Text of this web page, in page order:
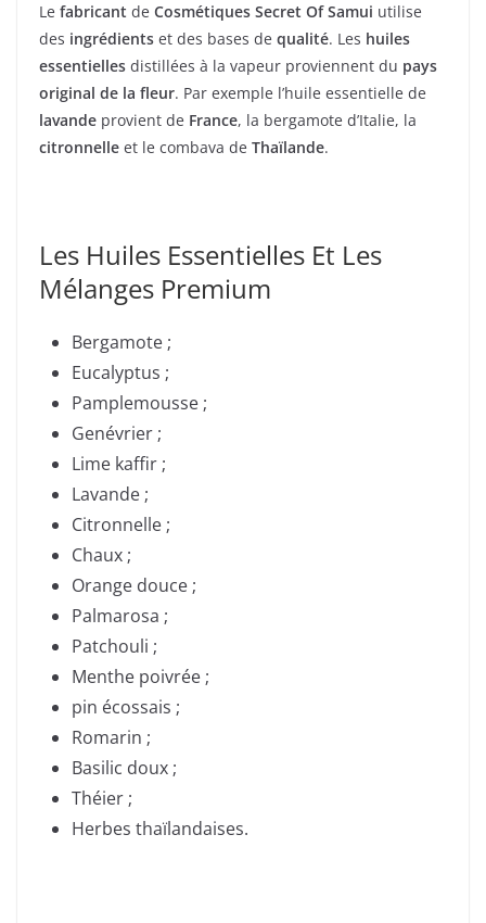
Le fabricant de Cosmétiques Secret Of Samui utilise
des ingrédients et des bases de qualité. Les huiles
essentielles distillées à la vapeur proviennent du pays
original de la fleur. Par exemple l’huile essentielle de
lavande provient de France, la bergamote d’Italie, la
citronnelle et le combava de Thaïlande.
Les Huiles Essentielles Et Les
Mélanges Premium
Bergamote ;
Eucalyptus ;
Pamplemousse ;
Genévrier ;
Lime kaffir ;
Lavande ;
Citronnelle ;
Chaux ;
Orange douce ;
Palmarosa ;
Patchouli ;
Menthe poivrée ;
pin écossais ;
Romarin ;
Basilic doux ;
Théier ;
Herbes thaïlandaises.